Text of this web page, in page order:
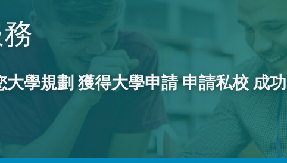
大學規劃 獲得大學申請 申請私校 成功